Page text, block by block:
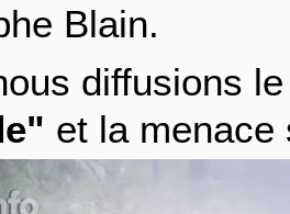
Blain.
diffusions
et la menace